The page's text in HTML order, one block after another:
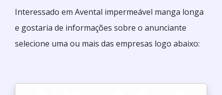
Interessado em Avental impermeável manga longa
e gostaria de informações sobre o anunciante
selecione uma ou mais das empresas logo abaixo: